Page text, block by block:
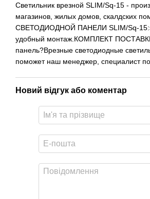
Светильник врезной SLIM/Sq-15 -
магазинов, жилых домов, скалдских
СВЕТОДИОДНОЙ ПАНЕЛИ SLIM/Sq-
удобный монтаж.КОМПЛЕКТ
панель?Врезные светодиодные
поможет наш менеджер, специалист
Новий відгук або коментар